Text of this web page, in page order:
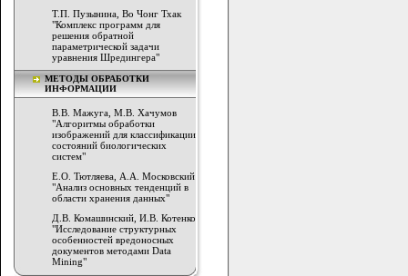
Т.П. Пузынина, Во Чонг Тхак
"Комплекс программ для
решения обратной
параметрической задачи
уравнения Шредингера"
МЕТОДЫ ОБРАБОТКИ
ИНФОРМАЦИИ
В.В. Мажуга, М.В. Хачумов
"Алгоритмы обработки
изображений для классификации
состояний биологических
систем"
Е.О. Тютляева, А.А. Московский
"Анализ основных тенденций в
области хранения данных"
Д.В. Комашинский, И.В. Котенко
"Исследование структурных
особенностей вредоносных
документов методами Data
Mining"